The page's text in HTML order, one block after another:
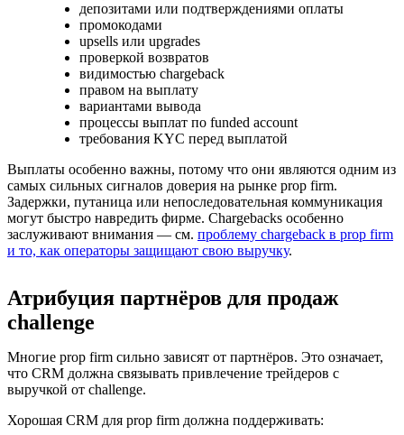
депозитами или подтверждениями оплаты
промокодами
upsells или upgrades
проверкой возвратов
видимостью chargeback
правом на выплату
вариантами вывода
процессы выплат по funded account
требования KYC перед выплатой
Выплаты особенно важны, потому что они являются одним из
самых сильных сигналов доверия на рынке prop firm.
Задержки, путаница или непоследовательная коммуникация
могут быстро навредить фирме. Chargebacks особенно
заслуживают внимания — см. проблему chargeback в prop firm
и то, как операторы защищают свою выручку.
Атрибуция партнёров для продаж
challenge
Многие prop firm сильно зависят от партнёров. Это означает,
что CRM должна связывать привлечение трейдеров с
выручкой от challenge.
Хорошая CRM для prop firm должна поддерживать: